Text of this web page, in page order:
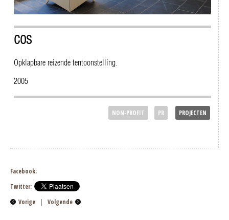
COS
Opklapbare reizende tentoonstelling.
2005
NON-PROFIT PR PROJECTEN
Facebook:
Twitter:
Vorige
| Volgende